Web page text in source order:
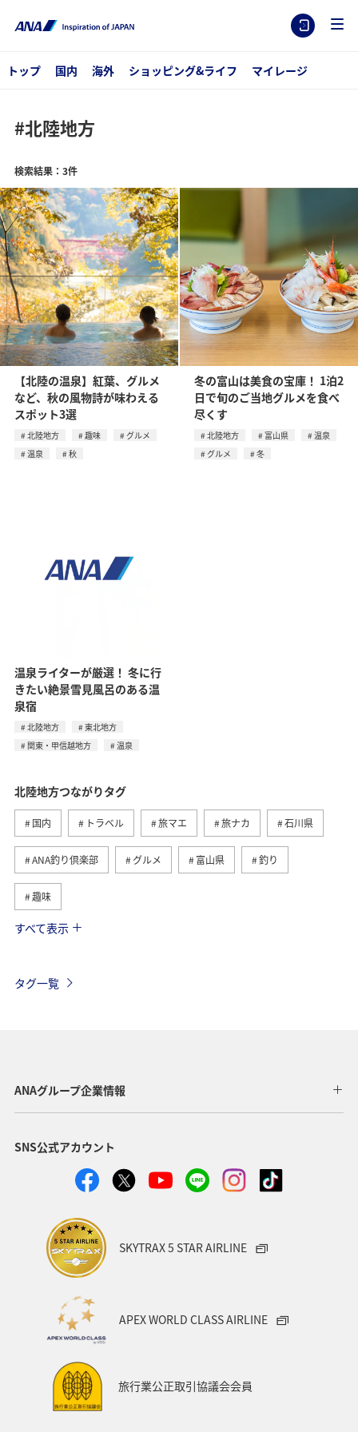
トップ 国内 海外 ショッピング&ライフ マイレージ
#北陸地方
検索結果：3件
【北陸の温泉】紅葉、グルメ
など、秋の風物詩が味わえる
スポット3選
北陸地方 趣味
グルメ
温泉
秋
冬の富山は美食の宝庫！ 1泊2
日で旬のご当地グルメを食べ
尽くす
北陸地方 富山県
温泉
グルメ
冬
温泉ライターが厳選！ 冬に行
きたい絶景雪見風呂のある温
泉宿
北陸地方
東北地方
関東・甲信越地方
温泉
北陸地方つながりタグ
国内 トラベル 旅マエ 旅ナカ 石川県
ANA釣り倶楽部 グルメ 富山県 釣り
趣味
金沢
すべて表示
タグ一覧
ANAグループ企業情報
SNS公式アカウント
SKYTRAX 5 STAR AIRLINE
APEX WORLD CLASS AIRLINE
旅行業公正取引協議会会員